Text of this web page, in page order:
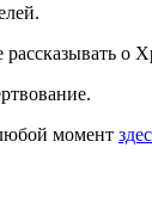
о
момент